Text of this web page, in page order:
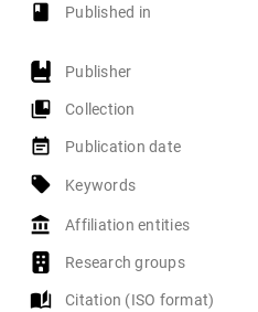
book-open
Published in
Publisher
collections_bookmark Collection
event_note Publication date
local_offer Keywords
account_balance Affiliation entities
Research groups
auto_stories Citation (ISO format)